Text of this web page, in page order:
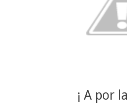
¡ A por